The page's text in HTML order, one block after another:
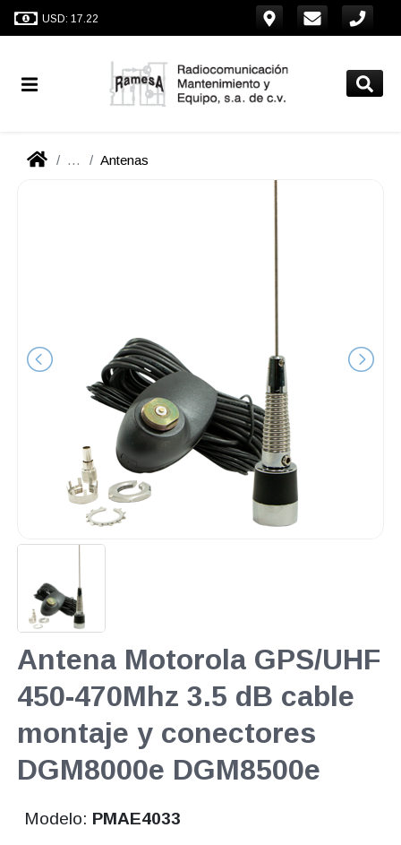
USD: 17.22
... Antenas
Antena Motorola GPS/UHF
450-470Mhz 3.5 dB cable
montaje y conectores
DGM8000e DGM8500e
Modelo: PMAE4033